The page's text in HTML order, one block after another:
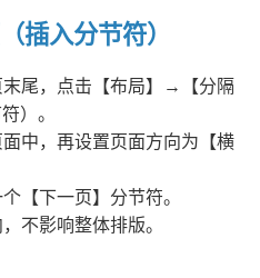
插入分节符）
尾，点击【布局】→【分隔
）。
中，再设置页面方向为【横
【下一页】分节符。
不影响整体排版。